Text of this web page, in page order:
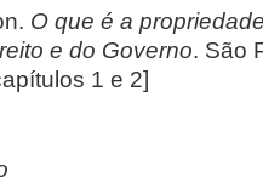
O que é a
e do Governo. São
[capítulos 1 e